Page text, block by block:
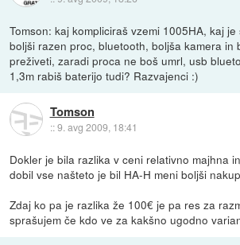
Tomson: kaj kompliciraš vzemi 1005HA, kaj
boljši razen proc, bluetooth, boljša kamera in
preživeti, zaradi proca ne boš umrl, usb
1,3m rabiš baterijo tudi? Razvajenci :)
Tomson
::9. avg 2009, 18:41
Dokler je bila razlika v ceni relativno majhna
dobil vse našteto je bil HA-H meni boljši
Zdaj ko pa je razlika že 100€ je pa res za
sprašujem če kdo ve za kakšno ugodno